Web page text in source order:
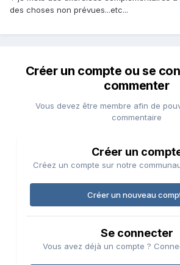
des choses non prévues...etc...
Créer un compte ou se
commenter
Vous devez être membre afin de
commentaire
Créer un
Créez un compte sur notre
Créer un nouveau
Se connecter
Vous avez déjà un compte ?